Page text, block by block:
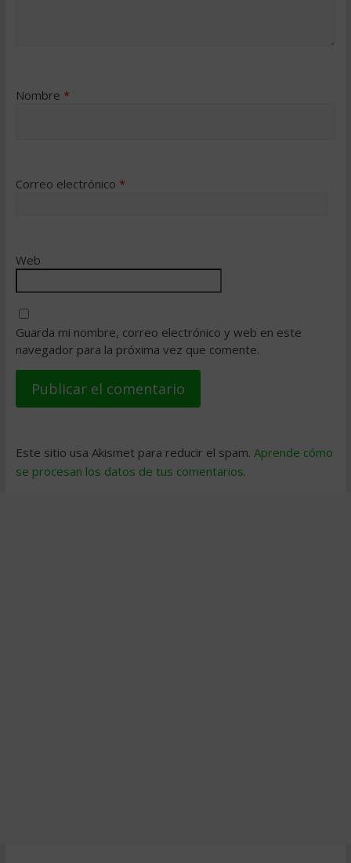
Nombre *
Correo electrónico *
Web
Guarda mi nombre, correo electrónico y web en este
navegador para la próxima vez que comente.
Este sitio usa Akismet para reducir el spam. Aprende cómo
se procesan los datos de tus comentarios.